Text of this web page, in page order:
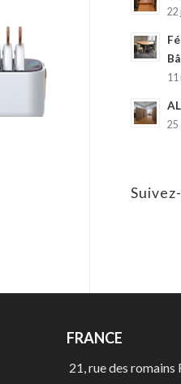
22
11
25
FRANCE
21, rue des